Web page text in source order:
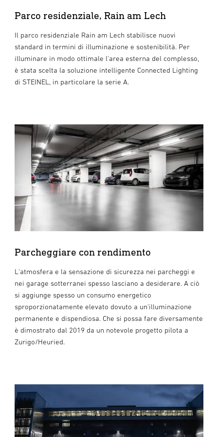
Parco residenziale, Rain am Lech
Il parco residenziale Rain am Lech stabilisce nuovi
standard in termini di illuminazione e sostenibilità. Per
illuminare in modo ottimale l'area esterna del complesso,
è stata scelta la soluzione intelligente Connected Lighting
di STEINEL, in particolare la serie A.
Parcheggiare con rendimento
L'atmosfera e la sensazione di sicurezza nei parcheggi e
nei garage sotterranei spesso lasciano a desiderare. A ciò
si aggiunge spesso un consumo energetico
sproporzionatamente elevato dovuto a un'illuminazione
permanente e dispendiosa. Che si possa fare diversamente
è dimostrato dal 2019 da un notevole progetto pilota a
Zurigo/Heuried.